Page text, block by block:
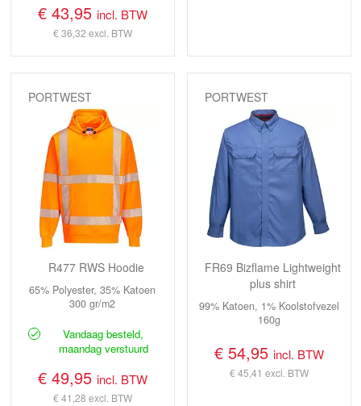
€ 43,95 incl. BTW
€ 36,32 excl. BTW
PORTWEST
R477 RWS Hoodie
65% Polyester, 35% Katoen
300 gr/m2
Vandaag besteld,
maandag verstuurd
€ 49,95 incl. BTW
€ 41,28 excl. BTW
PORTWEST
FR69 Bizflame Lightweight
plus shirt
99% Katoen, 1% Koolstofvezel
160g
€ 54,95 incl. BTW
€ 45,41 excl. BTW